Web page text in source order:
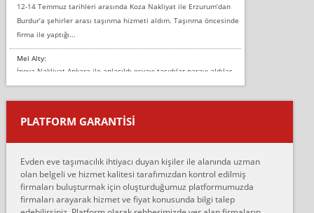
12-14 Temmuz tarihleri arasında Koza Nakliyat ile Erzurum’dan
Burdur’a şehirler arası taşınma hizmeti aldım. Taşınma öncesinde
firma ile yaptığı...
Mel Alty:
İnova Nakliyat Ankara ile anlaşıldı eşyayı taşıdılar parayı aldılar.
Salon duvarına bir baktım birisi boydan alüminyum renkli bantı
yapıştırm...
Murat:
çalıştıklarını, müş...
Ahmet:
Lüleburgaz güngünes evden eve naklyat eşyalarımı taşımak için
PLATFORM GARANTİSİ
Evden eve taşımacılık ihtiyacı duyan kişiler ile alanında uzman
olan belgeli ve hizmet kalitesi tarafımızdan kontrol edilmiş
firmaları buluşturmak için oluşturduğumuz platformumuzda
firmaları arayarak hizmet ve fiyat konusunda bilgi talep